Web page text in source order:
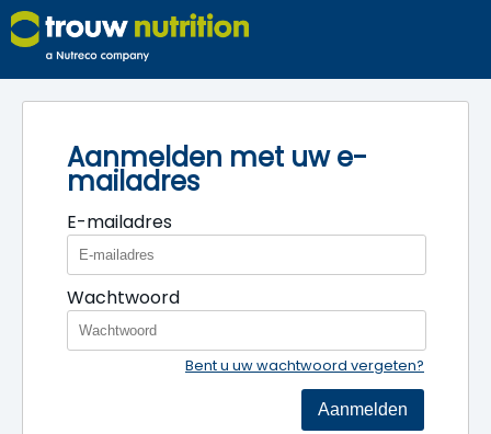
Aanmelden met uw e-
mailadres
E-mailadres
Wachtwoord
Bent u uw wachtwoord vergeten?
Aanmelden